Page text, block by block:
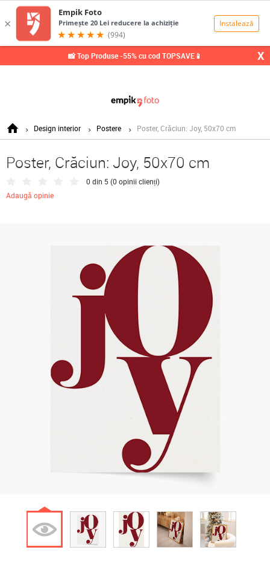
📸 Top Produse -55% cu cod TOPSAVE📱 X
Design interior Postere Poster, Crăciun: Joy, 50x70 cm
Poster, Crăciun: Joy, 50x70 cm
0 din 5 (0 opinii clienți)
Adaugă opinie